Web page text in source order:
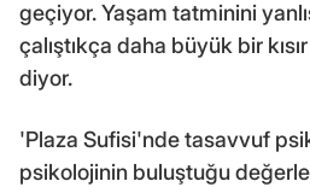
geçiyor. Yaşam tatminini
çalıştıkça daha büyük bir
diyor.
'Plaza Sufisi'nde tasavvuf
psikolojinin buluştuğu